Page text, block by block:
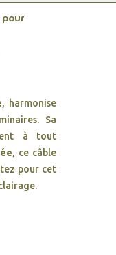
, harmonise
Sa
à tout
, ce câble
pour cet